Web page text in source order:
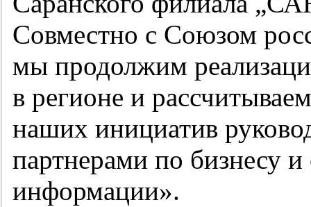
Совместно с Союзом
мы продолжим
в регионе и
наших инициатив
партнерами по бизнесу
информации».